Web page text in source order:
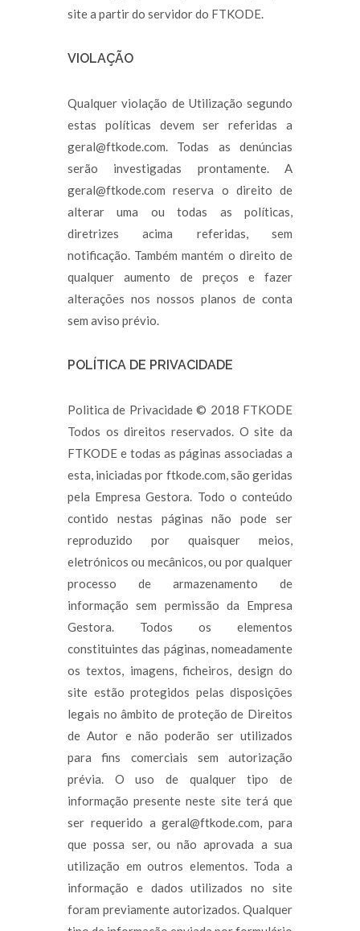
site a partir do servidor do FTKODE.
VIOLAÇÃO
Qualquer violação de Utilização segundo
estas políticas devem ser referidas a
geral@ftkode.com. Todas as denúncias
serão investigadas prontamente. A
geral@ftkode.com reserva o direito de
alterar uma ou todas as políticas,
diretrizes acima referidas, sem
notificação. Também mantém o direito de
qualquer aumento de preços e fazer
alterações nos nossos planos de conta
sem aviso prévio.
POLÍTICA DE PRIVACIDADE
Politica de Privacidade © 2018 FTKODE
Todos os direitos reservados. O site da
FTKODE e todas as páginas associadas a
esta, iniciadas por ftkode.com, são geridas
pela Empresa Gestora. Todo o conteúdo
contido nestas páginas não pode ser
reproduzido por quaisquer meios,
eletrónicos ou mecânicos, ou por qualquer
processo de armazenamento de
informação sem permissão da Empresa
Gestora. Todos os elementos
constituintes das páginas, nomeadamente
os textos, imagens, ficheiros, design do
site estão protegidos pelas disposições
legais no âmbito de proteção de Direitos
de Autor e não poderão ser utilizados
para fins comerciais sem autorização
prévia. O uso de qualquer tipo de
informação presente neste site terá que
ser requerido a geral@ftkode.com, para
que possa ser, ou não aprovada a sua
utilização em outros elementos. Toda a
informação e dados utilizados no site
foram previamente autorizados. Qualquer